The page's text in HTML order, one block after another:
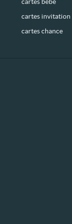
cartes invitation
cartes chance